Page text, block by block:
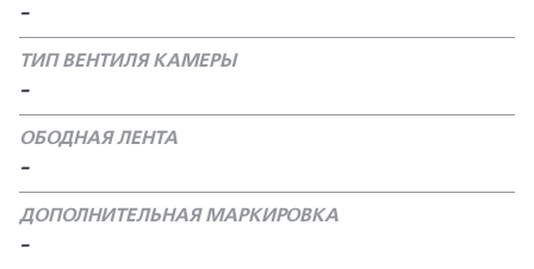
-
ТИП ВЕНТИЛЯ КАМЕРЫ
-
ОБОДНАЯ ЛЕНТА
-
ДОПОЛНИТЕЛЬНАЯ МАРКИРОВКА
-